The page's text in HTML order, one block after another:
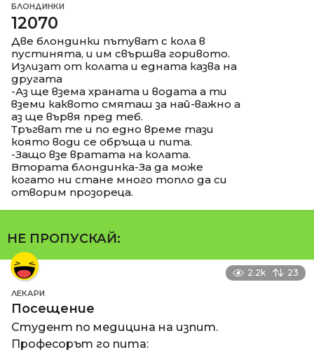
БЛОНДИНКИ
12070
Две блондинки пътуват с кола в
пустинята, и им свършва горивото.
Излизат от колата и едната казва на
другата
-Аз ще взема храната и водата а ти
вземи каквото смяташ за най-важно а
аз ще вървя пред теб.
Тръгват те и по едно време тази
която води се обръща и пита.
-Защо взе вратата на колата.
Втората блондинка-За да може
когато ни стане много топло да си
отворим прозореца.
НЕ ПРОПУСКАЙ:
2.2k 23
ЛЕКАРИ
Посещение
Студент по медицина на изпит.
Професорът го пита: